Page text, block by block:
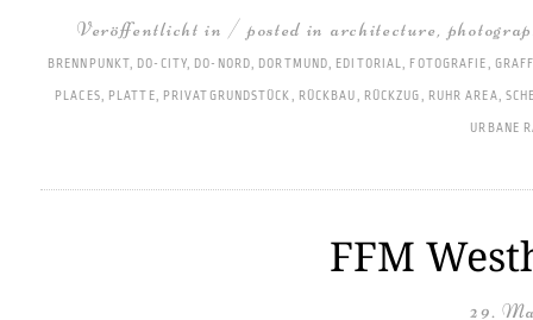
Veröffentlicht in / posted in architecture,
BRENNPUNKT, DO-CITY, DO-NORD, DORTMUND, EDITORIAL, FOTOGRAFIE,
PLACES, PLATTE, PRIVATGRUNDSTÜCK, RÜCKBAU, RÜCKZUG, RUHR AREA,
URBANE
FFM
29.